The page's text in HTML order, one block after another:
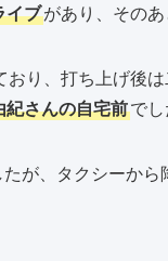
イブがあり、そのあ
おり、打ち上げ後
紀さんの自宅前でし
が、タクシーから